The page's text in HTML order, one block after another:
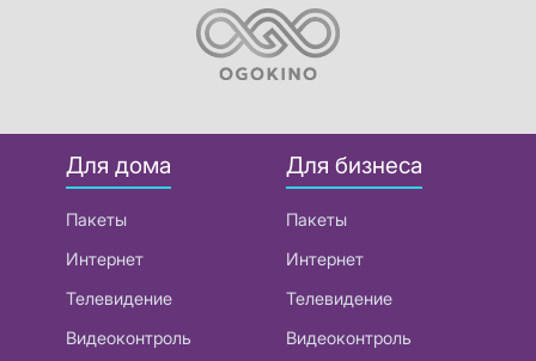
Для дома
Пакеты
Интернет
Телевидение
Видеоконтроль
Для бизнеса
Пакеты
Интернет
Телевидение
Видеоконтроль